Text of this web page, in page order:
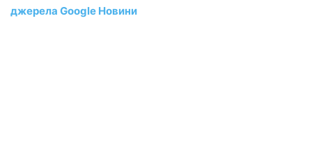
джерела Google Новини